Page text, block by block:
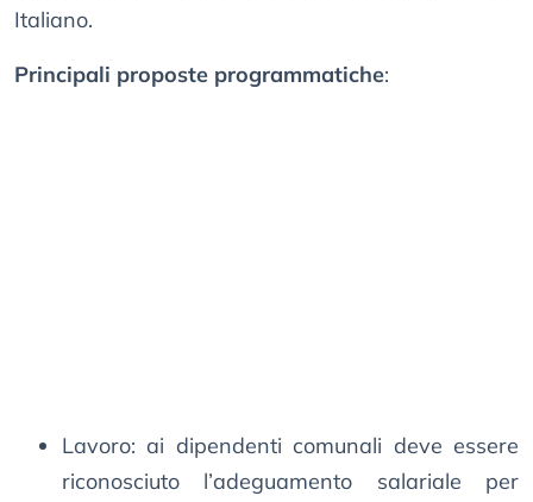
Italiano.
Principali proposte programmatiche:
Lavoro: ai dipendenti comunali deve essere
riconosciuto l’adeguamento salariale per